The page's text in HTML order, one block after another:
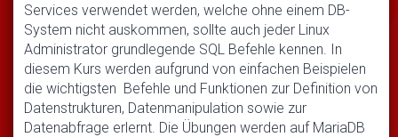
Services verwendet werden, welche ohne einem DB-
System nicht auskommen, sollte auch jeder Linux
Administrator grundlegende SQL Befehle kennen. In
diesem Kurs werden aufgrund von einfachen Beispielen
die wichtigsten Befehle und Funktionen zur Definition von
Datenstrukturen, Datenmanipulation sowie zur
Datenabfrage erlernt. Die Übungen werden auf MariaDB